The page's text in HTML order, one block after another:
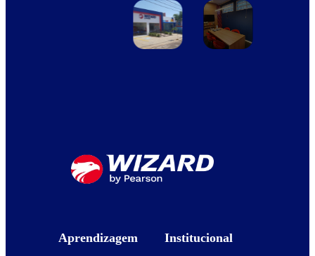
Aprendizagem Institucional